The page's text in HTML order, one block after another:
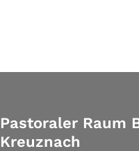
Pastoraler Raum
Kreuznach